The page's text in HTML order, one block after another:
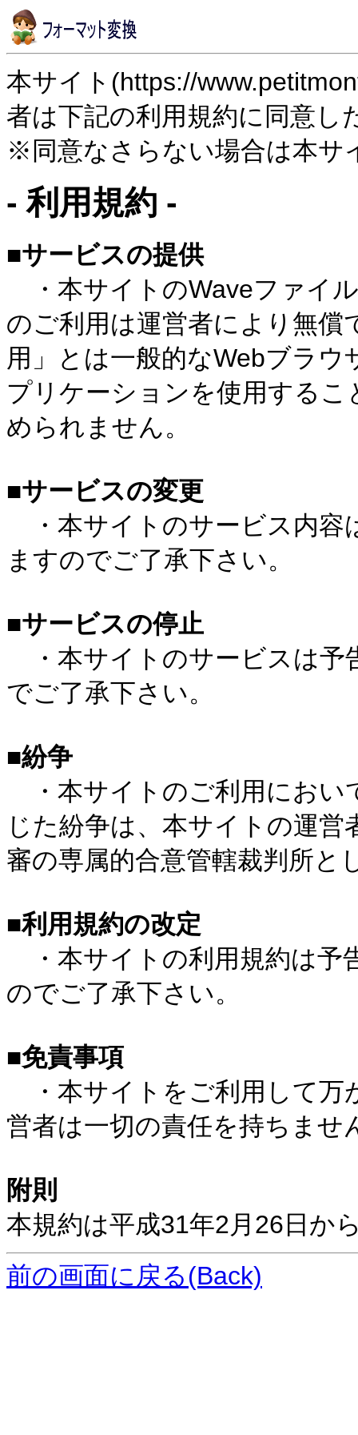
本サイト(https://
者は下記の利用規約に同意し
※同意なさらない場合は本サ
- 利用規約 -
■サービスの提供
・本サイトのWaveファイ
のご利用は運営者により無
用」とは一般的なWebブラ
プリケーションを使用する
められません。
■サービスの変更
・本サイトのサービス内容
ますのでご了承下さい。
■サービスの停止
・本サイトのサービスは予
でご了承下さい。
■紛争
・本サイトのご利用におい
じた紛争は、本サイトの運
審の専属的合意管轄裁判所と
■利用規約の改定
・本サイトの利用規約は予
のでご了承下さい。
■免責事項
・本サイトをご利用して万
営者は一切の責任を持ちませ
附則
本規約は平成31年2月26日か
前の画面に戻る(Back)